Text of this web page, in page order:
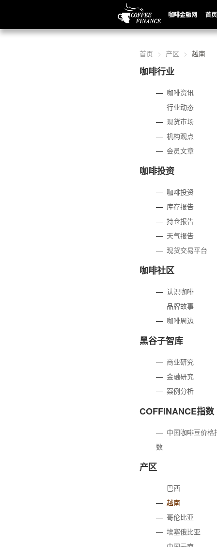
咖啡金融网 首页
首页 产区 越南
咖啡行业
— 咖啡资讯
—行业动态
—现货市场
—机构观点
—会员文章
咖啡投资
— 咖啡投资
— 库存报告
—持仓报告
— 天气报告
—现货交易平台
咖啡社区
—认识咖啡
— 品牌故事
— 咖啡周边
黑谷子智库
— 商业研究
—金融研究
—案例分析
COFFINANCE指数
— 中国咖啡豆价格
数
产区
— 巴西
—越南
—哥伦比亚
—埃塞俄比亚